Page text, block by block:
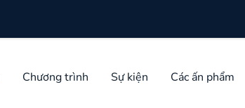
Chương trình Sự kiện Các ấn phẩm